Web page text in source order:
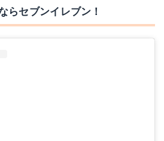
らセブンイレブン！